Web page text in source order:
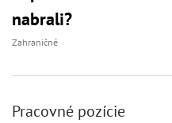
nabrali?
Zahraničné
Pracovné pozície